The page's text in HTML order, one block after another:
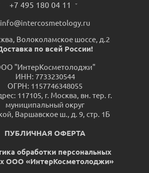
+7 495 180 04 11
info@intercosmetology.ru
Волоколамское шоссе, д.2
по всей России!
"ИнтерКосметолоджи"
ИНН: 7733230544
ОГРН: 1157746348055
117105, г. Москва, вн. тер. г.
муниципальный округ
Варшавское ш., д. 9, стр. 1Б
ПУБЛИЧНАЯ ОФЕРТА
обработки персональных
ООО «ИнтерКосметолоджи»